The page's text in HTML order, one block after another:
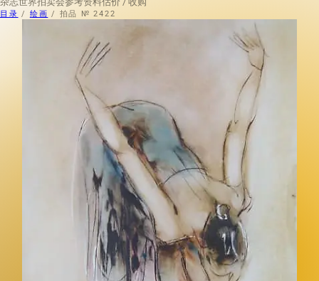
目录 / 绘画 / 拍品 № 2422